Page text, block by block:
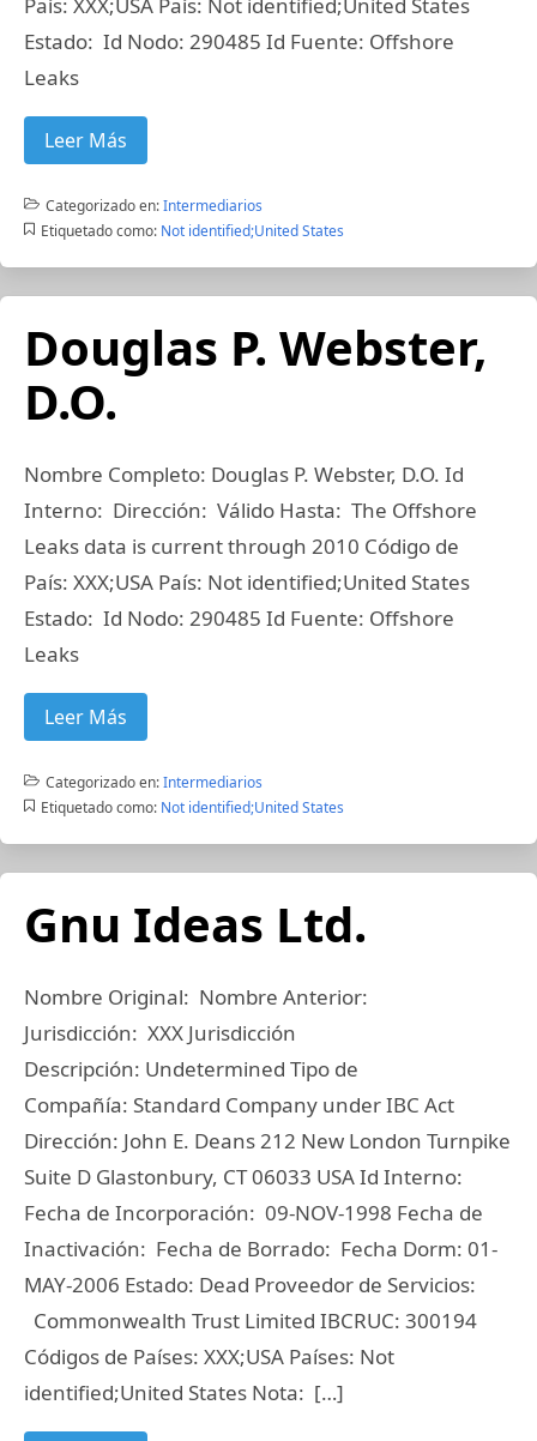
Estado: Id Nodo: 290485 Id Fuente: Offshore
Leaks
Leer Más
Categorizado en:Intermediarios
Etiquetado como: Not identified;United States
Douglas P. Webster,
D.O.
Nombre Completo: Douglas P. Webster, D.O. Id
Interno: Dirección: Válido Hasta: The Offshore
Leaks data is current through 2010 Código de
País: XXX;USA País: Not identified;United States
Estado: Id Nodo: 290485 Id Fuente: Offshore
Leaks
Leer Más
Categorizado en:Intermediarios
Etiquetado como: Not identified;United States
Gnu Ideas Ltd.
Nombre Original: Nombre Anterior:
Jurisdicción: XXX Jurisdicción
Descripción: Undetermined Tipo de
Compañía: Standard Company under IBC Act
Dirección: John E. Deans 212 New London Turnpike
Suite D Glastonbury, CT 06033 USA Id Interno:
Fecha de Incorporación: 09-NOV-1998 Fecha de
Inactivación: Fecha de Borrado: Fecha Dorm: 01-
MAY-2006 Estado: Dead Proveedor de Servicios:
Commonwealth Trust Limited IBCRUC: 300194
Códigos de Países: XXX;USA Países: Not
identified;United States Nota: […]